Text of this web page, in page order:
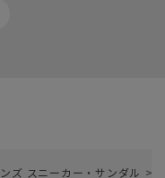
ズ スニーカー・サンダル >